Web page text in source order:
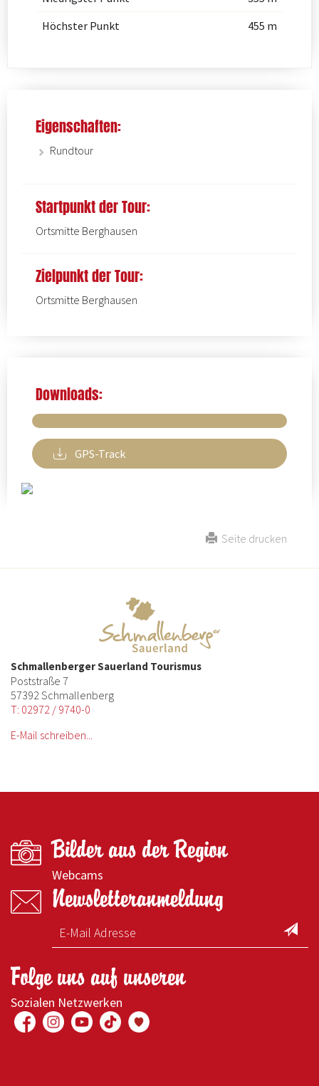
Höchster Punkt
455 m
Eigenschaften:
Rundtour
Startpunkt der Tour:
Ortsmitte Berghausen
Zielpunkt der Tour:
Ortsmitte Berghausen
Downloads:
GPS-Track
Seite drucken
Schmallenberger Sauerland Tourismus
Poststraße 7
57392 Schmallenberg
T: 02972 / 9740-0
E-Mail schreiben...
Bilder aus der Region
Webcams
Newsletteranmeldung
Folge uns auf unseren
Sozialen Netzwerken